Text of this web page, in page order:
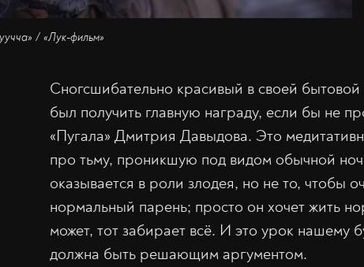
/ «Лук-фильм»
Сногсшибательно красивый в своей
был получить главную награду, если бы не
«Пугала» Дмитрия Давыдова. Это
про тьму, проникшую под видом обычной
оказывается в роли злодея, но не то, чтобы
нормальный парень; просто он хочет жить
может, тот забирает всё. И это урок нашему
должна быть решающим аргументом.